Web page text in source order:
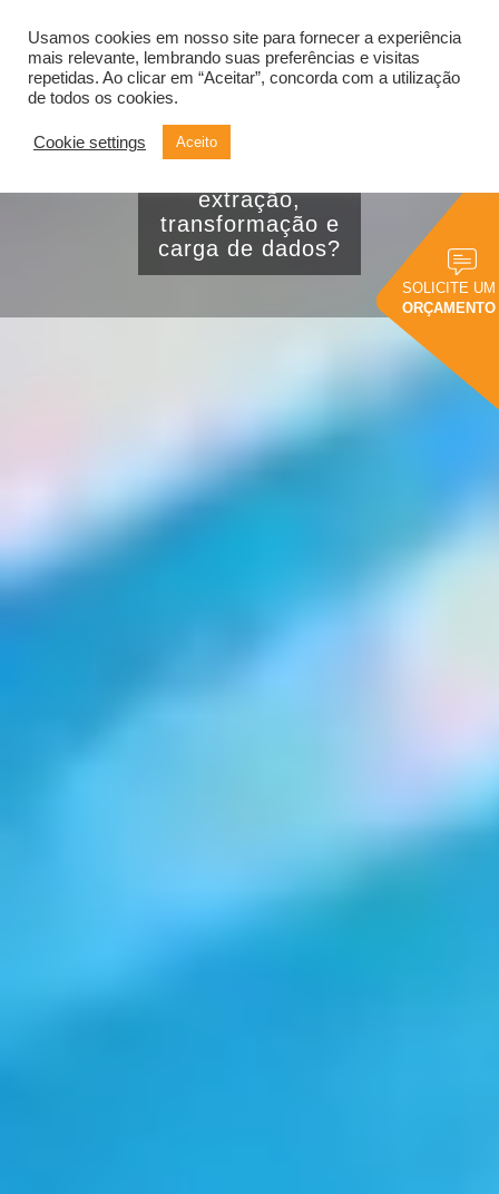
SOLICITE UM
ORÇAMENTO
Alternar
ETL: O que é e
como otimizar seus
extração,
transformação e
carga de dados?
Usamos cookies em nosso site para fornecer a experiência
mais relevante, lembrando suas preferências e visitas
repetidas. Ao clicar em “Aceitar”, concorda com a utilização
de todos os cookies.
Cookie settings Aceito